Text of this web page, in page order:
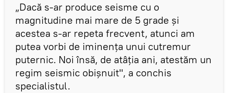
„Dacă s-ar produce seisme cu o
magnitudine mai mare de 5 grade și
acestea s-ar repeta frecvent, atunci am
putea vorbi de iminența unui cutremur
puternic. Noi însă, de atâția ani, atestăm un
regim seismic obișnuit", a conchis
specialistul.